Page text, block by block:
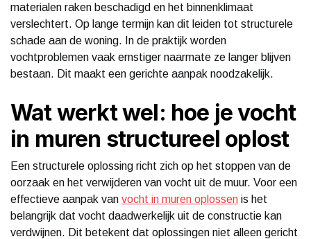
materialen raken beschadigd en het binnenklimaat
verslechtert. Op lange termijn kan dit leiden tot structurele
schade aan de woning. In de praktijk worden
vochtproblemen vaak ernstiger naarmate ze langer blijven
bestaan. Dit maakt een gerichte aanpak noodzakelijk.
Wat werkt wel: hoe je vocht
in muren structureel oplost
Een structurele oplossing richt zich op het stoppen van de
oorzaak en het verwijderen van vocht uit de muur. Voor een
effectieve aanpak van vocht in muren oplossen is het
belangrijk dat vocht daadwerkelijk uit de constructie kan
verdwijnen. Dit betekent dat oplossingen niet alleen gericht